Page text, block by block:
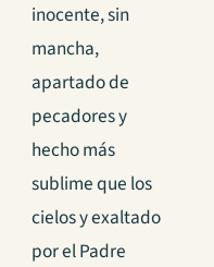
inocente, sin
mancha,
apartado de
pecadores y
hecho más
sublime que los
cielos y exaltado
por el Padre